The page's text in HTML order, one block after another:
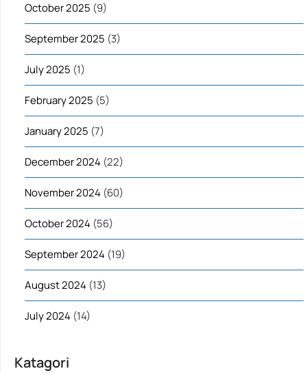
October 2025 (9)
September 2025 (3)
July 2025 (1)
February 2025 (5)
January 2025 (7)
December 2024 (22)
November 2024 (60)
October 2024 (56)
September 2024 (19)
August 2024 (13)
July 2024 (14)
Katagori